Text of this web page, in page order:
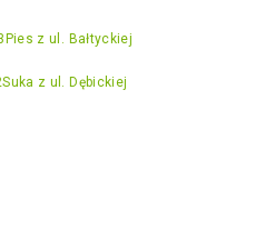
Pies z ul. Bałtyckiej
Suka z ul. Dębickiej